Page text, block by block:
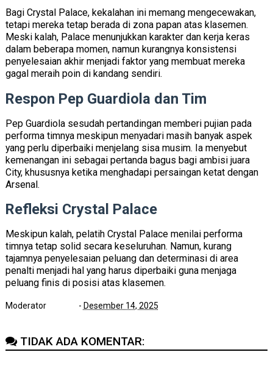
Bagi Crystal Palace, kekalahan ini memang mengecewakan,
tetapi mereka tetap berada di zona papan atas klasemen.
Meski kalah, Palace menunjukkan karakter dan kerja keras
dalam beberapa momen, namun kurangnya konsistensi
penyelesaian akhir menjadi faktor yang membuat mereka
gagal meraih poin di kandang sendiri.
Respon Pep Guardiola dan Tim
Pep Guardiola sesudah pertandingan memberi pujian pada
performa timnya meskipun menyadari masih banyak aspek
yang perlu diperbaiki menjelang sisa musim. Ia menyebut
kemenangan ini sebagai pertanda bagus bagi ambisi juara
City, khususnya ketika menghadapi persaingan ketat dengan
Arsenal.
Refleksi Crystal Palace
Meskipun kalah, pelatih Crystal Palace menilai performa
timnya tetap solid secara keseluruhan. Namun, kurang
tajamnya penyelesaian peluang dan determinasi di area
penalti menjadi hal yang harus diperbaiki guna menjaga
peluang finis di posisi atas klasemen.
Moderator - Desember 14, 2025
TIDAK ADA KOMENTAR: